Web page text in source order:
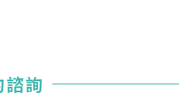
詢
出，經本協會理事會審核